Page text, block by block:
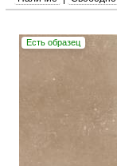
Есть образец